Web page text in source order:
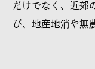
だけでなく、近郊
び、地産地消や無